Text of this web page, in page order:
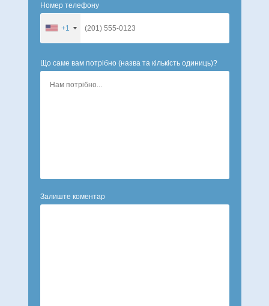
Номер телефону
+1
Що саме вам потрібно (назва та кількість одиниць)?
Залиште коментар